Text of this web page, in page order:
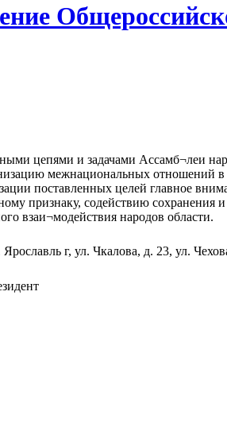
цепями и задачами Ассамб¬леи
межнациональных отношений
поставленных целей главное
признаку, содействию сохранения
взаи¬модействия народов области.
Ярославль г, ул. Чкалова, д. 23, ул.